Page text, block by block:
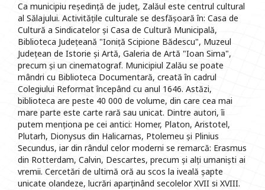
Ca municipiu reședință de județ, Zalăul este centrul cultural
al Sălajului. Activitățile culturale se desfășoară în: Casa de
Cultură a Sindicatelor și Casa de Cultură Municipală,
Biblioteca Județeană "Ioniță Scipione Bădescu", Muzeul
Județean de Istorie și Artă, Galeria de Artă "Ioan Sima",
precum și un cinematograf. Municipiul Zalău se poate
mândri cu Biblioteca Documentară, creată în cadrul
Colegiului Reformat începând cu anul 1646. Astăzi,
biblioteca are peste 40 000 de volume, din care cea mai
mare parte este carte rară sau unicat. Dintre autori, îi
putem menționa pe cei antici: Homer, Platon, Aristotel,
Plutarh, Dionysus din Halicarnas, Ptolemeu și Plinius
Secundus, iar din rândul celor moderni se remarcă: Erasmus
din Rotterdam, Calvin, Descartes, precum și alți umaniști ai
vremii. Cercetări de ultimă oră au scos la iveală șapte
unicate olandeze, lucrări aparținând secolelor XVII si XVIII.